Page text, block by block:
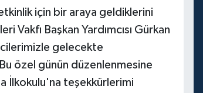
için bir araya geldiklerini
Başkan Yardımcısı Gürkan
gelecekte
Bu özel günün düzenlenmesine
İlkokulu'na teşekkürlerimi